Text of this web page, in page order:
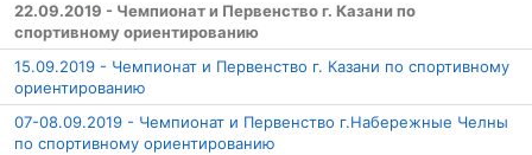
22.09.2019 - Чемпионат и Первенство г. Казани по
спортивному ориентированию
15.09.2019 - Чемпионат и Первенство г. Казани по спортивному
ориентированию
07-08.09.2019 - Чемпионат и Первенство г.Набережные Челны
по спортивному ориентированию